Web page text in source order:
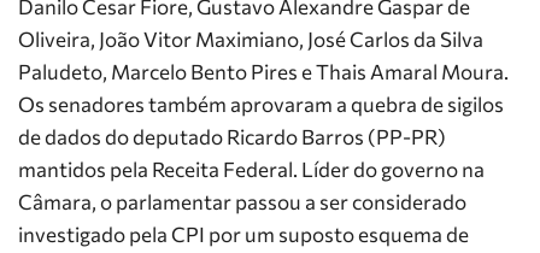
Danilo Cesar Fiore, Gustavo Alexandre Gaspar de
Oliveira, João Vitor Maximiano, José Carlos da Silva
Paludeto, Marcelo Bento Pires e Thais Amaral Moura.
Os senadores também aprovaram a quebra de sigilos
de dados do deputado Ricardo Barros (PP-PR)
mantidos pela Receita Federal. Líder do governo na
Câmara, o parlamentar passou a ser considerado
investigado pela CPI por um suposto esquema de